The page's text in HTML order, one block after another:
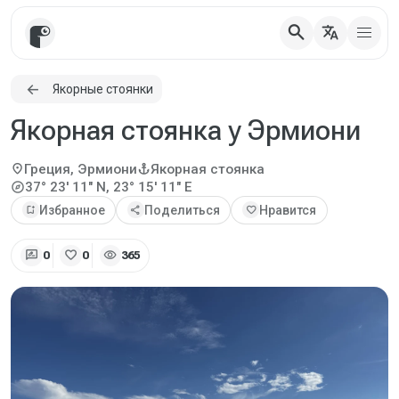
search translate
Якорные стоянки
Якорная стоянка у Эрмиони
location_onГреция, ЭрмиониanchorЯкорная стоянка
explore37° 23' 11" N, 23° 15' 11" E
bookmark_add Избранное share Поделиться favorite Нравится
rate_review 0 favorite 0 visibility 365